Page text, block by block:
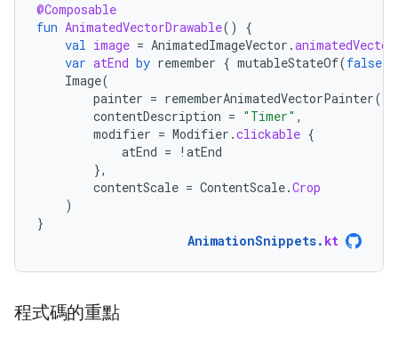
@Composable
fun AnimatedVectorDrawable()
{
val image = AnimatedImageVector .
var atEnd by remember { mutableStateOf(false
Image(
painter = rememberAnimatedVectorPainter(
contentDescription = "Timer" ,
modifier = Modifier .clickable {
atEnd = ! atEnd
},
contentScale = ContentScale.Crop
)
}
AnimationSnippets. kt
程式碼的重點